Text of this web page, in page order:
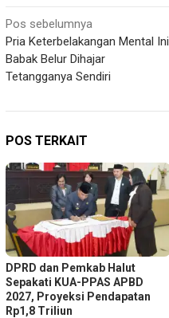
Navigasi
pos
Pos sebelumnya
Pria Keterbelakangan Mental Ini
Babak Belur Dihajar
Tetangganya Sendiri
POS TERKAIT
DPRD dan Pemkab Halut
Sepakati KUA-PPAS APBD
2027, Proyeksi Pendapatan
Rp1,8 Triliun